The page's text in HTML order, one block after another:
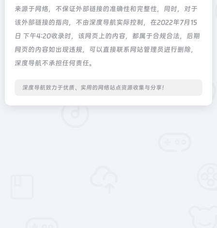
来源于网络，不保证外部链接的准确性和完整性，同时，对于
该外部链接的指向，不由深度导航实际控制，在2022年7月15
日 下午4:20收录时，该网页上的内容，都属于合规合法，后期
网页的内容如出现违规，可以直接联系网站管理员进行删除，
深度导航不承担任何责任。
深度导航致力于优质、实用的网络站点资源收集与分享！